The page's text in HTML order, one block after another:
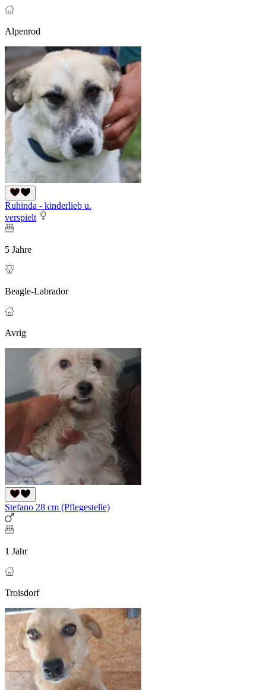
Alpenrod
Ruhinda - kinderlieb u.
verspielt
5 Jahre
Beagle-Labrador
Avrig
Stefano 28 cm (Pflegestelle)
1 Jahr
Troisdorf